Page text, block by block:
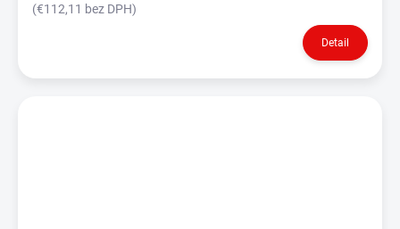
(€112,11 bez DPH)
Detail